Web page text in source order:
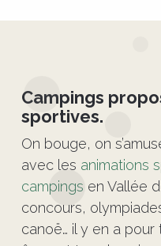
Campings
sportives.
On bouge, on
avec les animations
campings en Vallée
concours,
canoë… il y en a